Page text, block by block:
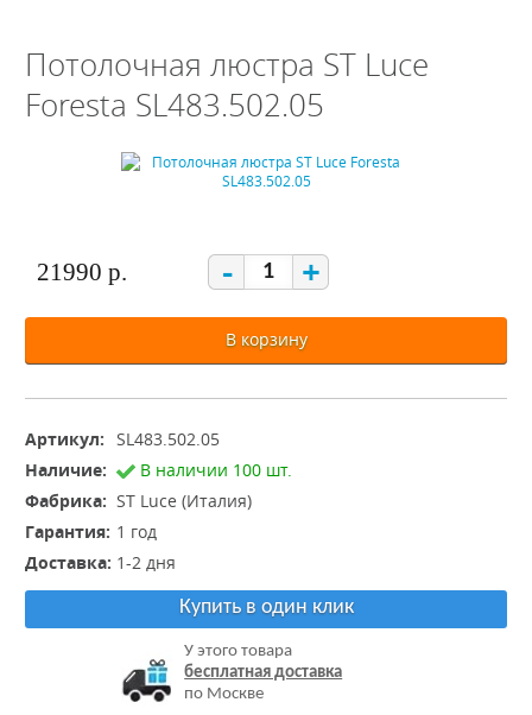
Потолочная люстра ST Luce
Foresta SL483.502.05
21990 р. - +
В корзину
Артикул: SL483.502.05
Наличие:
В наличии 100 шт.
Фабрика: ST Luce (Италия)
Гарантия: 1 год
Доставка: 1-2 дня
Купить в один клик
У этого товара
бесплатная доставка
по Москве